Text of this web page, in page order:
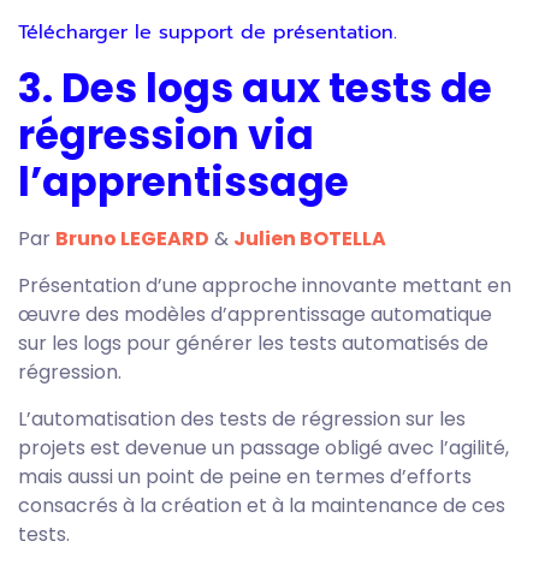
Télécharger le support de présentation.
3. Des logs aux tests de
régression via
l’apprentissage
Par Bruno LEGEARD & Julien BOTELLA
Présentation d’une approche innovante mettant en
œuvre des modèles d’apprentissage automatique
sur les logs pour générer les tests automatisés de
régression.
L’automatisation des tests de régression sur les
projets est devenue un passage obligé avec l’agilité,
mais aussi un point de peine en termes d’efforts
consacrés à la création et à la maintenance de ces
tests.